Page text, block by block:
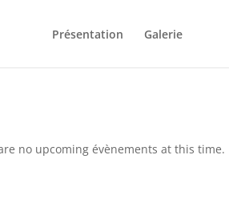
Présentation Galerie
no upcoming évènements at this time.